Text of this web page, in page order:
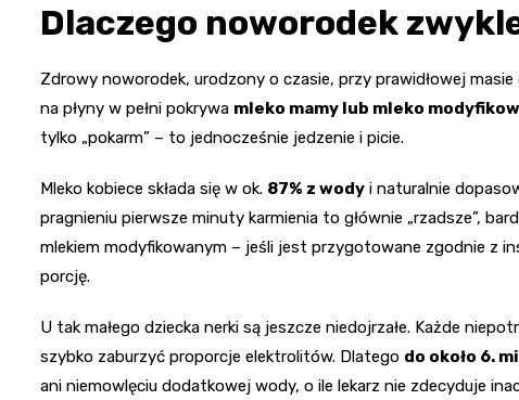
Dlaczego noworodek
Zdrowy noworodek, urodzony o czasie, przy prawidłowej masie
na płyny w pełni pokrywa mleko mamy lub mleko
tylko „pokarm” – to jednocześnie jedzenie i picie.
Mleko kobiece składa się w ok. 87% z wody i naturalnie
pragnieniu pierwsze minuty karmienia to głównie „rzadsze”,
mlekiem modyfikowanym – jeśli jest przygotowane zgodnie z
porcję.
U tak małego dziecka nerki są jeszcze niedojrzałe. Każde
szybko zaburzyć proporcje elektrolitów. Dlatego do około 6.
ani niemowlęciu dodatkowej wody, o ile lekarz nie zdecyduje